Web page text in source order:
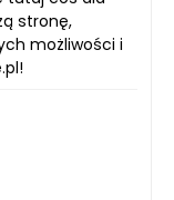
stronę,
możliwości i